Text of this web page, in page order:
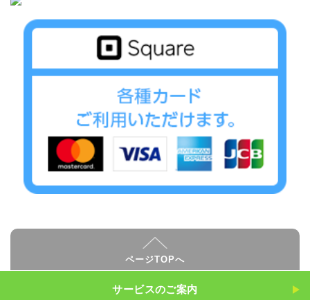
ページTOPへ
サービスのご案内